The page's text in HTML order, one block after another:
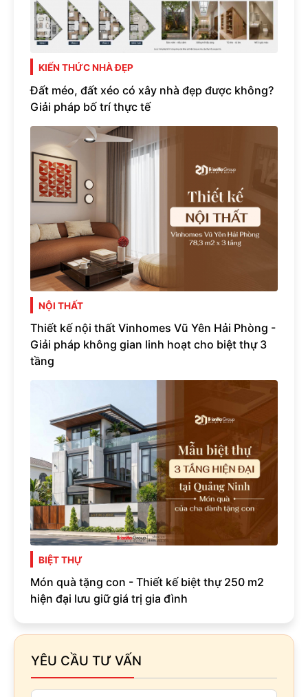
KIẾN THỨC NHÀ ĐẸP
Đất méo, đất xéo có xây nhà đẹp được không?
Giải pháp bố trí thực tế
NỘI THẤT
Thiết kế nội thất Vinhomes Vũ Yên Hải Phòng -
Giải pháp không gian linh hoạt cho biệt thự 3
tầng
BIỆT THỰ
Món quà tặng con - Thiết kế biệt thự 250 m2
hiện đại lưu giữ giá trị gia đình
YÊU CẦU TƯ VẤN